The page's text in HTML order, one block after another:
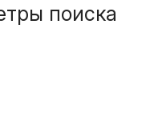
поиска